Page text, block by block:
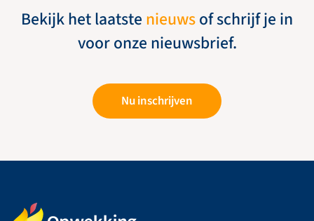
Bekijk het laatste nieuwsof schrijf je in
voor onze nieuwsbrief.
Nu inschrijven